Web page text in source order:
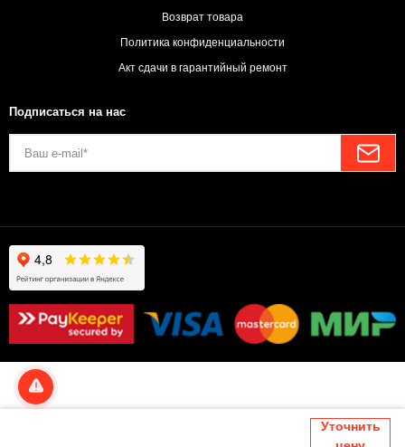
Уточнить
Возврат товара
Политика конфиденциальности
Акт сдачи в гарантийный ремонт
Подписаться на нас